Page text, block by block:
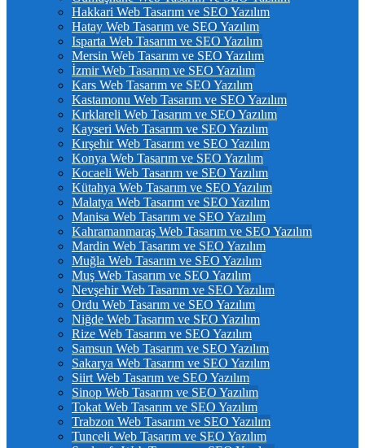
Hakkari Web Tasarım ve SEO Yazılım
Hatay Web Tasarım ve SEO Yazılım
Isparta Web Tasarım ve SEO Yazılım
Mersin Web Tasarım ve SEO Yazılım
İzmir Web Tasarım ve SEO Yazılım
Kars Web Tasarım ve SEO Yazılım
Kastamonu Web Tasarım ve SEO Yazılım
Kırklareli Web Tasarım ve SEO Yazılım
Kayseri Web Tasarım ve SEO Yazılım
Kırşehir Web Tasarım ve SEO Yazılım
Konya Web Tasarım ve SEO Yazılım
Kocaeli Web Tasarım ve SEO Yazılım
Kütahya Web Tasarım ve SEO Yazılım
Malatya Web Tasarım ve SEO Yazılım
Manisa Web Tasarım ve SEO Yazılım
Kahramanmaraş Web Tasarım ve SEO Yazılım
Mardin Web Tasarım ve SEO Yazılım
Muğla Web Tasarım ve SEO Yazılım
Muş Web Tasarım ve SEO Yazılım
Nevşehir Web Tasarım ve SEO Yazılım
Ordu Web Tasarım ve SEO Yazılım
Niğde Web Tasarım ve SEO Yazılım
Rize Web Tasarım ve SEO Yazılım
Samsun Web Tasarım ve SEO Yazılım
Sakarya Web Tasarım ve SEO Yazılım
Siirt Web Tasarım ve SEO Yazılım
Sinop Web Tasarım ve SEO Yazılım
Tokat Web Tasarım ve SEO Yazılım
Trabzon Web Tasarım ve SEO Yazılım
Tunceli Web Tasarım ve SEO Yazılım